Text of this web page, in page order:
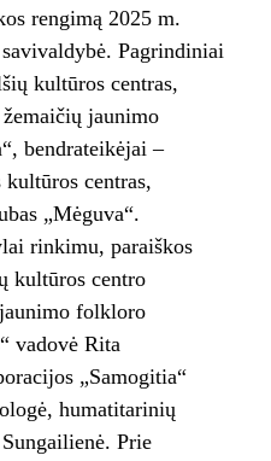
rengimą 2025 m.
Pagrindiniai
kultūros centras,
jaunimo
bendrateikėjai –
centras,
„Mėguva“.
rinkimu, paraiškos
kultūros centro
folkloro
vadovė Rita
„Samogitia“
humatitarinių
Prie